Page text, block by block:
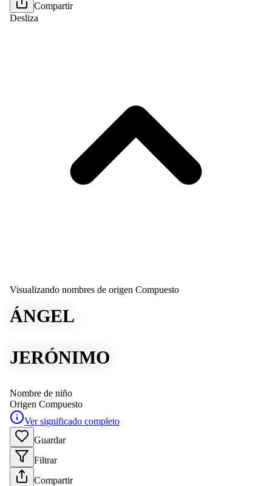
Compartir
Desliza
Visualizando nombres de origen Compuesto
ÁNGEL
JERÓNIMO
Nombre de niño
Origen Compuesto
Ver significado completo
Guardar
Filtrar
Compartir